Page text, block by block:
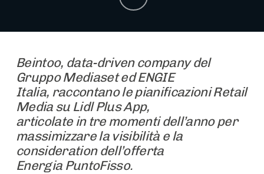
Beintoo, data-drivencompany del
Gruppo Mediaset edENGIE
Italia, raccontanole pianificazioniRetail
Media su Lidl PlusApp,
articolateintremomenti dell’annoper
massimizzarela visibilità ela
considerationdell’offerta
Energia PuntoFisso.